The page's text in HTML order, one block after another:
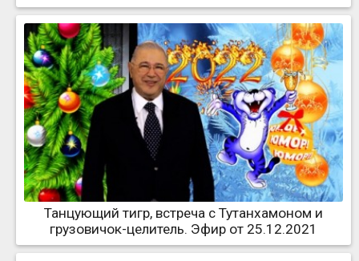
Танцующий тигр, встреча с Тутанхамоном и
грузовичок-целитель. Эфир от 25.12.2021